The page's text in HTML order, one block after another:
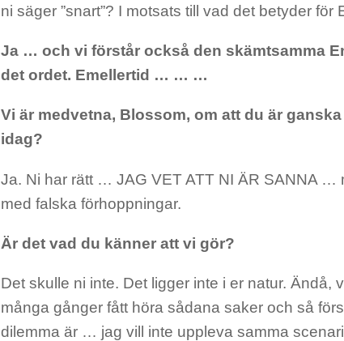
ni säger ”snart”? I motsats till vad det betyder för
Ja … och vi förstår också den skämtsamma
det ordet. Emellertid … … …
Vi är medvetna, Blossom, om att du är
idag?
Ja. Ni har rätt … JAG VET ATT NI ÄR SANNA …
med falska förhoppningar.
Är det vad du känner att vi gör?
Det skulle ni inte. Det ligger inte i er natur. Ändå,
många gånger fått höra sådana saker och så
dilemma är … jag vill inte uppleva samma